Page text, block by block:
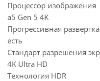
Процессор изображения
a5 Gen 5 4K
Прогрессивная развертка
есть
Стандарт разрешения
4K Ultra HD
Технология HDR